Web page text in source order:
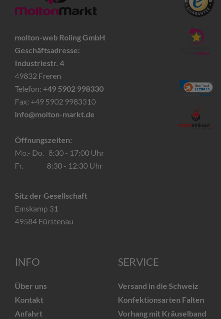
molton-web Roling GmbH
Geschäftsadresse:
Industriestr. 4
49832 Freren
Telefon: +49 5902 998330
Fax: +49 5902 9983310
info@molton-markt.de
Öffnungszeiten:
Mo.- Do. 8:30 - 17:00 Uhr
Fr. 8:30 - 12:30 Uhr
Sitz der Gesellschaft
Emskamp 31
49584 Fürstenau
INFO
Über uns
Kontakt
Anfahrt
SERVICE
Versand in die Schweiz
Konfektionsarten Falten
Vorhang mit Kräuselband